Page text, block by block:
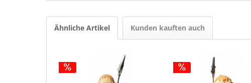
Ähnliche Artikel Kunden kauften auch